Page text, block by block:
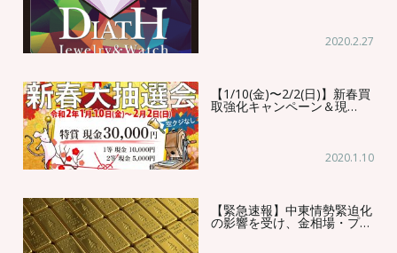
2020.2.27
【1/10(金)〜2/2(日)】新春買
取強化キャンペーン＆現…
2020.1.10
【緊急速報】中東情勢緊迫化
の影響を受け、金相場・プ…